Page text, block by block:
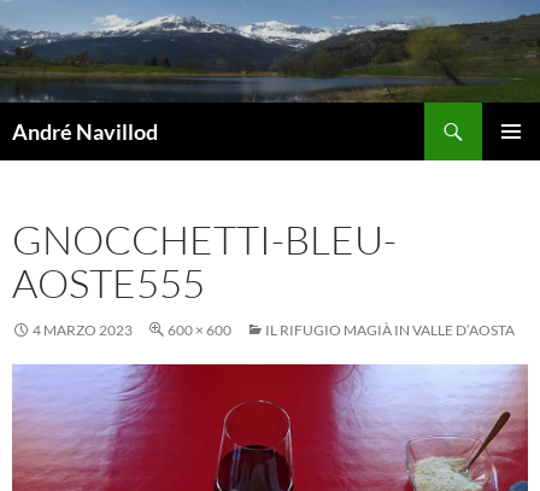
al
contenuto
André Navillod
GNOCCHETTI-BLEU-
AOSTE555
4 MARZO 2023 600 × 600 IL RIFUGIO MAGIÀ IN VALLE D’AOSTA